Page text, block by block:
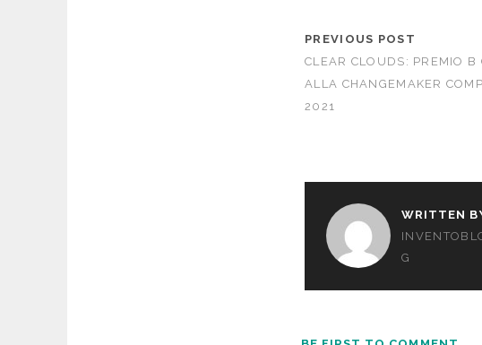
PREVIOUS POST
CLEAR CLOUDS: PREMIO B
ALLA CHANGEMAKER
2021
WRITTEN
G